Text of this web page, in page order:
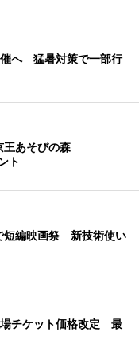
催へ 猛暑対策で一部行
王あそびの森
ト
短編映画祭 新技術使い
チケット価格改定 最